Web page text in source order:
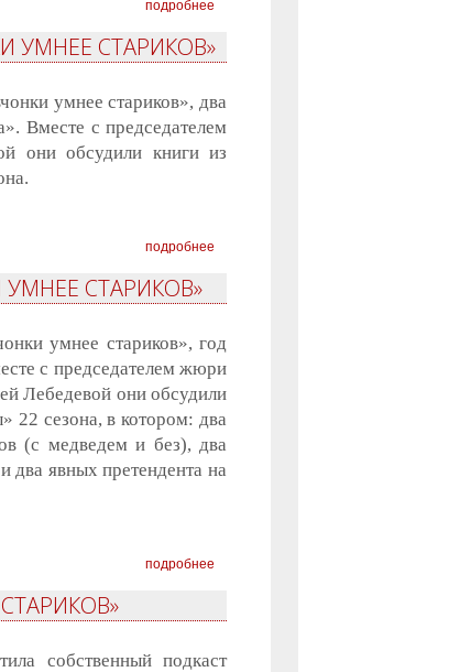
подробнее
УМНЕЕ СТАРИКОВ»
умнее стариков», два
Вместе с председателем
они обсудили книги из
подробнее
СТАРИКОВ»
умнее стариков», год
с председателем жюри
Лебедевой они обсудили
22 сезона, в котором: два
(с медведем и без), два
явных претендента на
подробнее
собственный подкаст